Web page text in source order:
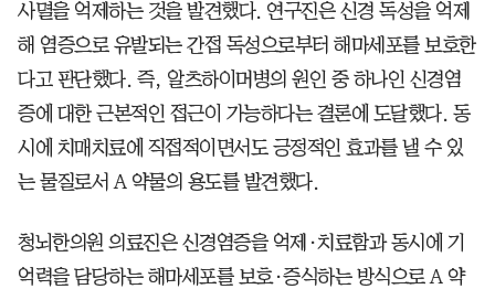
사멸을 억제하는 것을 발견했다. 연구진은 신경 독성을 억제
해 염증으로 유발되는 간접 독성으로부터 해마세포를 보호한
다고 판단했다. 즉, 알츠하이머병의 원인 중 하나인 신경염
증에 대한 근본적인 접근이 가능하다는 결론에 도달했다. 동
시에 치매치료에 직접적이면서도 긍정적인 효과를 낼 수 있
는 물질로서 A 약물의 용도를 발견했다.
청뇌한의원 의료진은 신경염증을 억제·치료함과 동시에 기
억력을 담당하는 해마세포를 보호·증식하는 방식으로 A 약